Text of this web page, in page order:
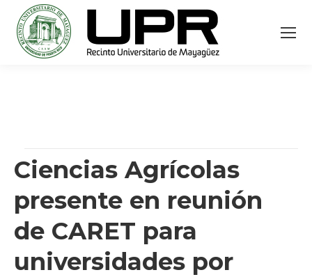
Ciencias Agrícolas
presente en reunión
de CARET para
universidades por